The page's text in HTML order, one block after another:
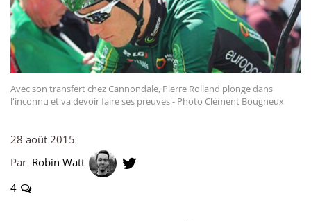
Avec son transfert chez Cannondale, Pierre Rolland plonge dans
l'inconnu et va devoir faire ses preuves - Photo Clément Bougneux
28 août 2015
Par Robin Watt
4